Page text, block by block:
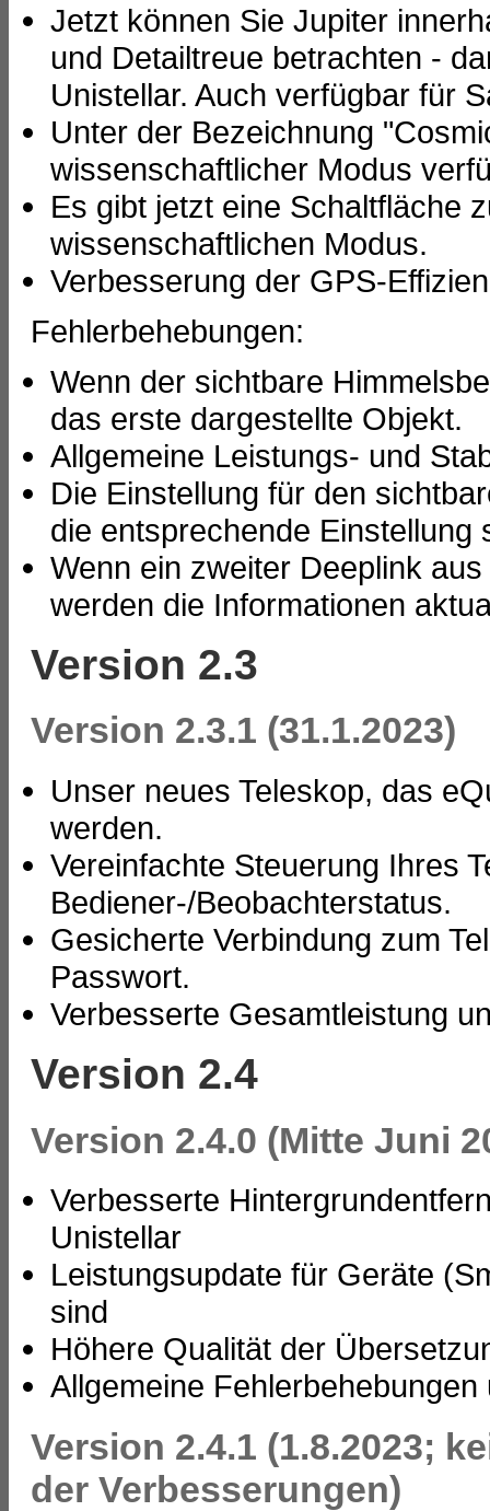
Jetzt können Sie Jupiter
und Detailtreue betrachten -
Unistellar. Auch verfügbar für
Unter der Bezeichnung
wissenschaftlicher Modus
Es gibt jetzt eine Schaltfläche
wissenschaftlichen Modus.
Verbesserung der GPS-
Fehlerbehebungen:
Wenn der sichtbare
das erste dargestellte Objekt.
Allgemeine Leistungs- und
Die Einstellung für den
die entsprechende Einstellung
Wenn ein zweiter Deeplink
werden die Informationen
Version 2.3
Version 2.3.1 (31.1.2023)
Unser neues Teleskop, das
werden.
Vereinfachte Steuerung Ihres
Bediener-/Beobachterstatus.
Gesicherte Verbindung zum
Passwort.
Verbesserte Gesamtleistung
Version 2.4
Version 2.4.0 (Mitte Juni
Verbesserte
Unistellar
Leistungsupdate für Geräte
sind
Höhere Qualität der
Allgemeine
Version 2.4.1 (1.8.2023;
der Verbesserungen)